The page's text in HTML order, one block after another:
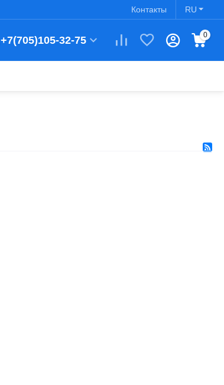
RU
Контакты
+7(705)105-32-75 0